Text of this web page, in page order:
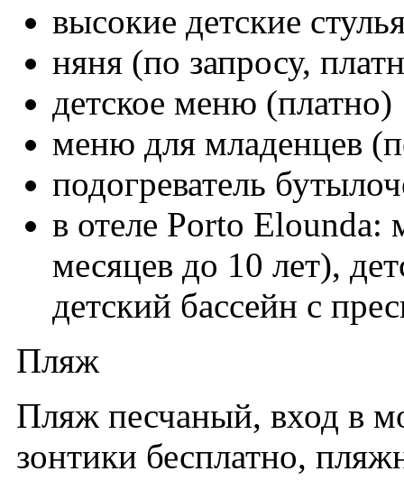
высокие детские
няня (по запросу,
детское меню (платно)
меню для младенцев
подогреватель
в отеле Porto Elounda:
месяцев до 10 лет),
детский бассейн с
Пляж
Пляж песчаный, вход в
зонтики бесплатно,